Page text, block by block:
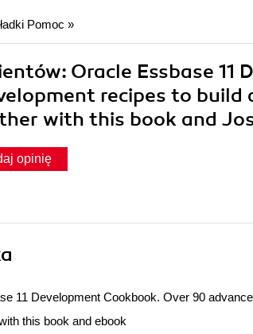
Pomoc »
Oracle Essbase 11
recipes to build
with this book and
opinię
11 Development Cookbook. Over 90
this book and ebook